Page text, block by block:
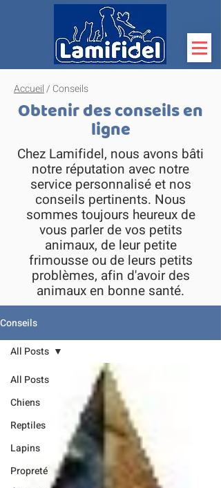
Accueil/ Conseils
Obtenir des conseils en
ligne
Chez Lamifidel, nous avons bâti
notre réputation avec notre
service personnalisé et nos
conseils pertinents. Nous
sommes toujours heureux de
vous parler de vos petits
animaux, de leur petite
frimousse ou de leurs petits
problèmes, afin d'avoir des
animaux en bonne santé.
Conseils
All Posts
Chiens
Reptiles
Lapins
Propreté
All Posts